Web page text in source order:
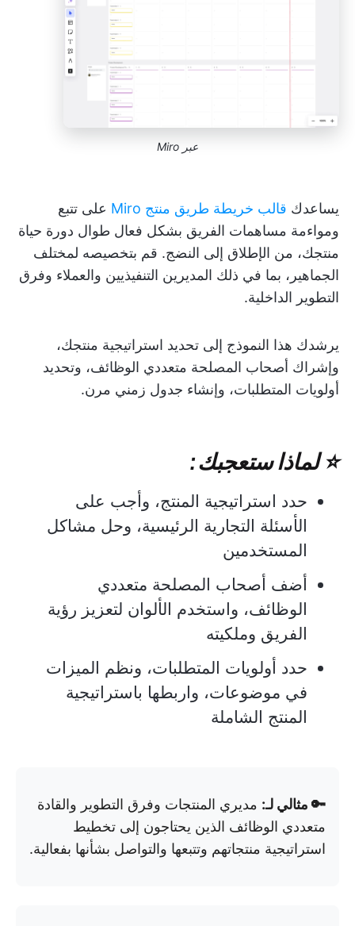
عبر Miro
يساعدك قالب خريطة طريق منتج Miro
على تتبع
ومواءمة مساهمات الفريق بشكل فعال طوال دورة حياة
منتجك، من الإطلاق إلى النضج. قم بتخصيصه لمختلف
الجماهير، بما في ذلك المديرين التنفيذيين والعملاء وفرق
التطوير الداخلية.
يرشدك هذا النموذج إلى تحديد استراتيجية منتجك،
وإشراك أصحاب المصلحة متعددي الوظائف، وتحديد
أولويات المتطلبات، وإنشاء جدول زمني مرن.
⭐ لماذا ستعجبك:
حدد استراتيجية المنتج، وأجب على
الأسئلة التجارية الرئيسية، وحل مشاكل
المستخدمين
أضف أصحاب المصلحة متعددي
الوظائف، واستخدم الألوان لتعزيز رؤية
الفريق وملكيته
حدد أولويات المتطلبات، ونظم الميزات
في موضوعات، واربطها باستراتيجية
المنتج الشاملة
🔑 مثالي لـ: مديري المنتجات وفرق التطوير والقادة
متعددي الوظائف الذين يحتاجون إلى تخطيط
استراتيجية منتجاتهم وتتبعها والتواصل بشأنها بفعالية.